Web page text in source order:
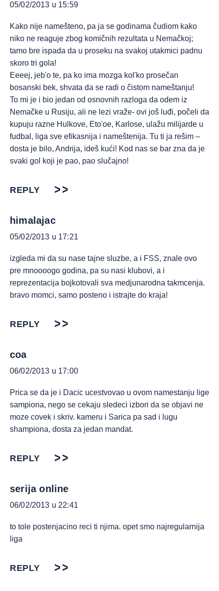
05/02/2013 u 15:59
Kako nije namešteno, pa ja se godinama čudiom kako
niko ne reaguje zbog komičnih rezultata u Nemačkoj;
tamo bre ispada da u proseku na svakoj utakmici padnu
skoro tri gola!
Eeeej, jeb'o te, pa ko ima mozga kol'ko prosečan
bosanski bek, shvata da se radi o čistom nameštanju!
To mi je i bio jedan od osnovnih razloga da odem iz
Nemačke u Rusiju, ali ne lezi vraže- ovi još luđi, počeli da
kupuju razne Hulkove, Eto'oe, Karlose, ulažu milijarde u
fudbal, liga sve efikasnija i nameštenija. Tu ti ja rešim –
dosta je bilo, Andrija, ideš kući! Kod nas se bar zna da je
svaki gol koji je pao, pao slučajno!
REPLY
himalajac
05/02/2013 u 17:21
izgleda mi da su nase tajne sluzbe, a i FSS, znale ovo
pre mnoooogo godina, pa su nasi klubovi, a i
reprezentacija bojkotovali sva medjunarodna takmcenja.
bravo momci, samo posteno i istrajte do kraja!
REPLY
coa
06/02/2013 u 17:00
Prica se da je i Dacic ucestvovao u ovom namestanju lige
sampiona, nego se cekaju sledeci izbori da se objavi ne
moze covek i skriv. kameru i Sarica pa sad i lugu
shampiona, dosta za jedan mandat.
REPLY
serija online
06/02/2013 u 22:41
to tole postenjacino reci ti njima. opet smo najregularnija
liga
REPLY